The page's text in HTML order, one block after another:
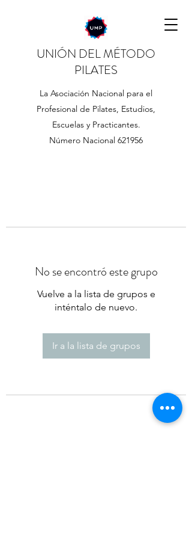
UNIÓN DEL MÉTODO
PILATES
La Asociación Nacional para el
Profesional de Pilates, Estudios,
Escuelas y Practicantes.
Número Nacional 621956
No se encontró este grupo
Vuelve a la lista de grupos e
inténtalo de nuevo.
Ir a la lista de grupos